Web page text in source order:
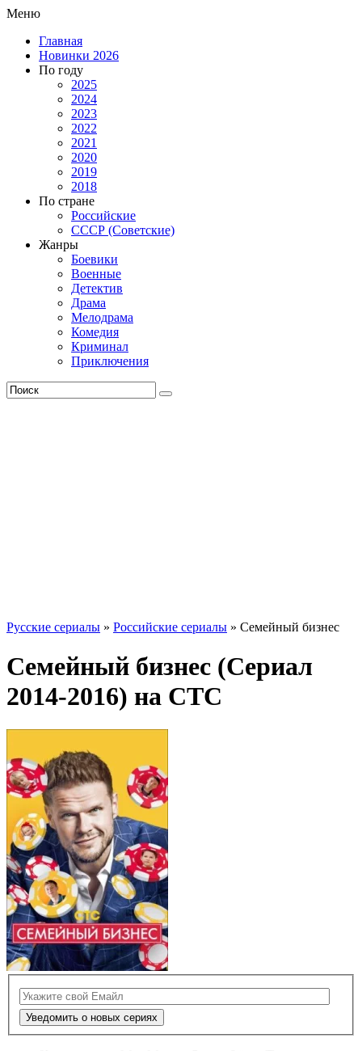
Меню
Главная
Новинки 2026
По году
2025
2024
2023
2022
2021
2020
2019
2018
По стране
Российские
СССР (Советские)
Жанры
Боевики
Военные
Детектив
Драма
Мелодрама
Комедия
Криминал
Приключения
Русские сериалы » Российские сериалы » Семейный бизнес
Семейный бизнес (Сериал
2014-2016) на СТС
Уведомить о новых сериях